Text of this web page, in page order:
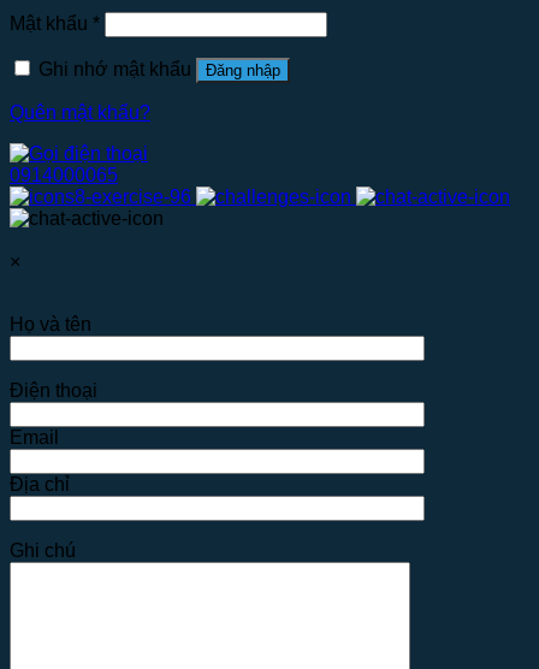
Mật khẩu *
Ghi nhớ mật khẩu Đăng nhập
Quên mật khẩu?
0914000065
×
Họ và tên
Điện thoại
Email
Địa chỉ
Ghi chú